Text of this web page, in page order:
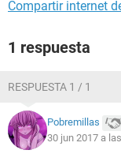
Compartir internet
1 respuesta
RESPUESTA 1 / 1
Pobremillas
30 jun 2017 a